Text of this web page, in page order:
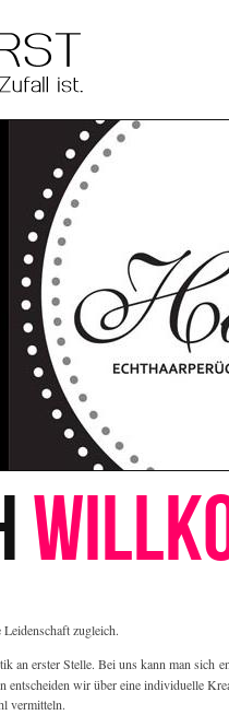
zugleich.
an erster Stelle. Bei uns kann man sich
entscheiden wir über eine individuelle
vermitteln.